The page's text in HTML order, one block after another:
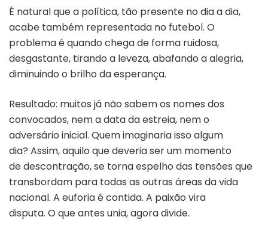
É natural que a política, tão presente no dia a dia,
acabe também representada no futebol. O
problema é quando chega de forma ruidosa,
desgastante, tirando a leveza, abafando a alegria,
diminuindo o brilho da esperança.
Resultado: muitos já não sabem os nomes dos
convocados, nem a data da estreia, nem o
adversário inicial. Quem imaginaria isso algum
dia? Assim, aquilo que deveria ser um momento
de descontração, se torna espelho das tensões que
transbordam para todas as outras áreas da vida
nacional. A euforia é contida. A paixão vira
disputa. O que antes unia, agora divide.